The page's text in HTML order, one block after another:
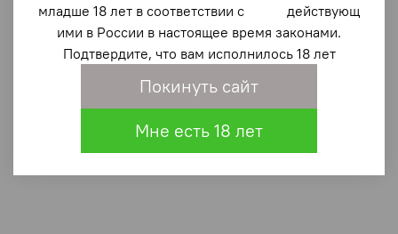
круга читателей, интересующихся историей военно-
морской техники.
Характеристики
младше 18 лет в соответствии с действующ
ими в России в настоящее время законами.
Подтвердите, что вам исполнилось 18 лет
Покинуть сайт
Мне есть 18 лет